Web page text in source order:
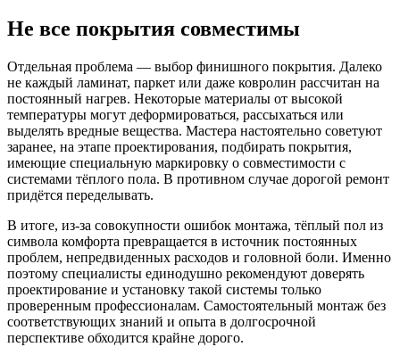
Не все покрытия совместимы
Отдельная проблема — выбор финишного покрытия. Далеко
не каждый ламинат, паркет или даже ковролин рассчитан на
постоянный нагрев. Некоторые материалы от высокой
температуры могут деформироваться, рассыхаться или
выделять вредные вещества. Мастера настоятельно советуют
заранее, на этапе проектирования, подбирать покрытия,
имеющие специальную маркировку о совместимости с
системами тёплого пола. В противном случае дорогой ремонт
придётся переделывать.
В итоге, из-за совокупности ошибок монтажа, тёплый пол из
символа комфорта превращается в источник постоянных
проблем, непредвиденных расходов и головной боли. Именно
поэтому специалисты единодушно рекомендуют доверять
проектирование и установку такой системы только
проверенным профессионалам. Самостоятельный монтаж без
соответствующих знаний и опыта в долгосрочной
перспективе обходится крайне дорого.